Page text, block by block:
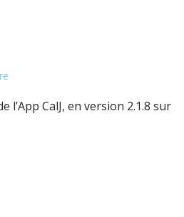
l’App CalJ, en version 2.1.8 sur